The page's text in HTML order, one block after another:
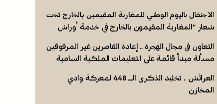
الاحتفال باليوم الوطني للمغاربة المقيمين بالخارج تحت
شعار “المغاربة المقيمون بالخارج في خدمة أوراش
التعاون في مجال الهجرة .. إعادة القاصرين غير المرفوقين
مسألة مبدأ قائمة على التعليمات الملكية السامية
العرائش .. تخليد الذكرى الـ 448 لمعركة وادي
المخازن